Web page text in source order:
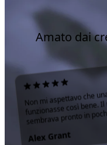
Amato dai
Non mi aspettavo che
funzionasse così bene.
sembrava pronto in
Alex Grant